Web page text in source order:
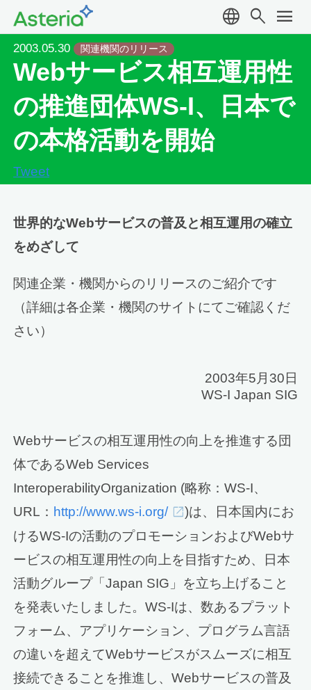
language search menu
2003.05.30 関連機関のリリース
Webサービス相互運用性
の推進団体WS-I、日本で
の本格活動を開始
Tweet
世界的なWebサービスの普及と相互運用の確立
をめざして
関連企業・機関からのリリースのご紹介です
（詳細は各企業・機関のサイトにてご確認くだ
さい）
2003年5月30日
WS-I Japan SIG
Webサービスの相互運用性の向上を推進する団
体であるWeb Services
InteroperabilityOrganization (略称：WS-I、
URL： http://www.ws-i.org/
)は、日本国内にお
けるWS-Iの活動のプロモーションおよびWebサ
ービスの相互運用性の向上を目指すため、日本
活動グループ「Japan SIG」を立ち上げること
を発表いたしました。WS-Iは、数あるプラット
フォーム、アプリケーション、プログラム言語
の違いを超えてWebサービスがスムーズに相互
接続できることを推進し、Webサービスの普及